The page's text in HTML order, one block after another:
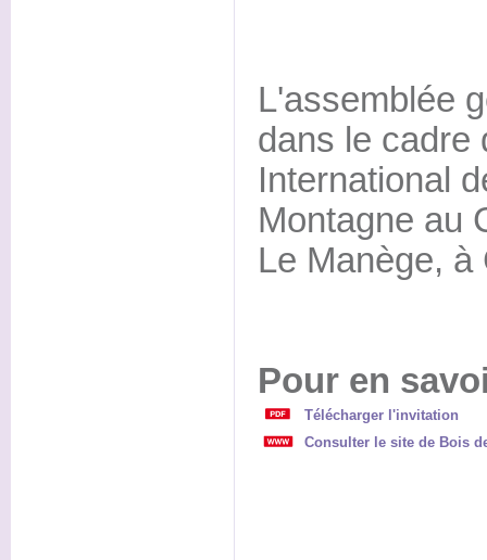
L'assemblée
dans le cadre
International
Montagne au
Le Manège, à
Pour en
Télécharger l'invitation
Consulter le site de Bois